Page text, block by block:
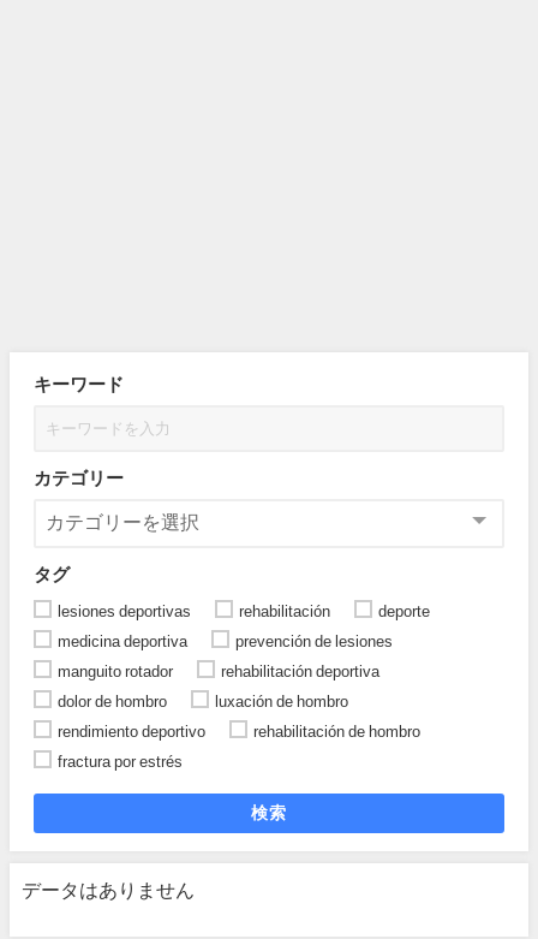
キーワード
カテゴリー
タグ
lesiones deportivas rehabilitación
deporte
medicina deportiva
prevención de lesiones
manguito rotador
rehabilitación deportiva
dolor de hombro
luxación de hombro
rendimiento deportivo
rehabilitación de hombro
fractura por estrés
検索
データはありません